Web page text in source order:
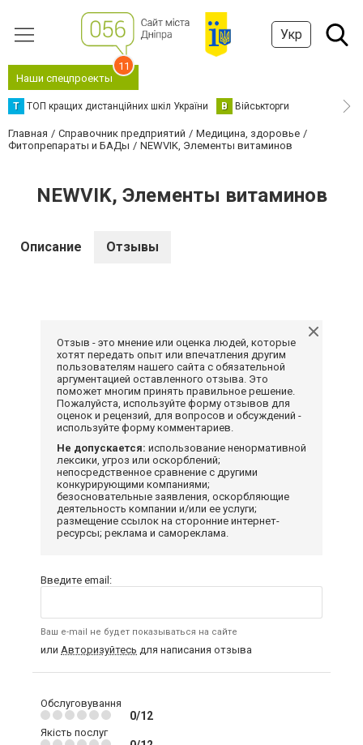
Укр
Наши спецпроекты
11
Т ТОП кращих дистанційних шкіл України В Військторги
Главная Справочник предприятий
Медицина, здоровье
Фитопрепараты и БАДы
NEWVIK, Элементы витаминов
NEWVIK, Элементы витаминов
Описание Отзывы
Отзыв - это мнение или оценка людей, которые
хотят передать опыт или впечатления другим
пользователям нашего сайта с обязательной
аргументацией оставленного отзыва. Это
поможет многим принять правильное решение.
Пожалуйста, используйте форму отзывов для
оценок и рецензий, для вопросов и обсуждений -
используйте форму комментариев.
Не допускается: использование ненормативной
лексики, угроз или оскорблений;
непосредственное сравнение с другими
конкурирующими компаниями;
безосновательные заявления, оскорбляющие
деятельность компании и/или ее услуги;
размещение ссылок на сторонние интернет-
ресурсы; реклама и самореклама.
Введите email:
Ваш e-mail не будет показываться на сайте
или Авторизуйтесь для написания отзыва
Обслуговування
0/12
Якість послуг